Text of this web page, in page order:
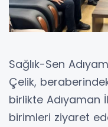
Sağlık-Sen
Çelik,
birlikte Adıyaman
birimleri ziyaret